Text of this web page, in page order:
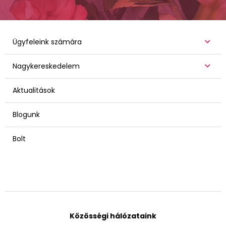
Ügyfeleink számára
Nagykereskedelem
Aktualitások
Blogunk
Bolt
Közösségi hálózataink